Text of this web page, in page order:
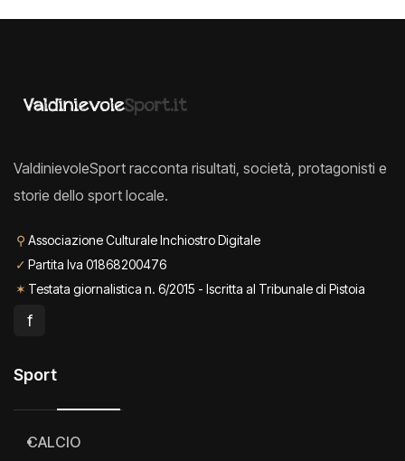
ValdinievoleSport racconta risultati, società, protagonisti e
storie dello sport locale.
⚲ Associazione Culturale Inchiostro Digitale
✓ Partita Iva 01868200476
✶ Testata giornalistica n. 6/2015 - Iscritta al Tribunale di Pistoia
f
Sport
CALCIO